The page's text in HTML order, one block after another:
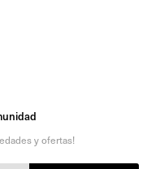
y ofertas!